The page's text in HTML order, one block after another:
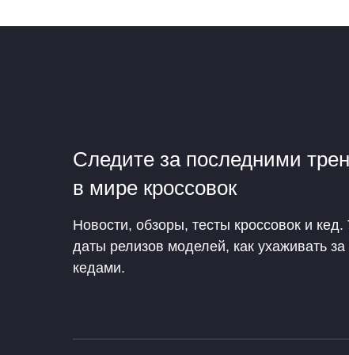
Следите за последними
в мире кроссовок
Новости, обзоры, тесты кроссовок и
даты релизов моделей, как ухаживать
кедами.